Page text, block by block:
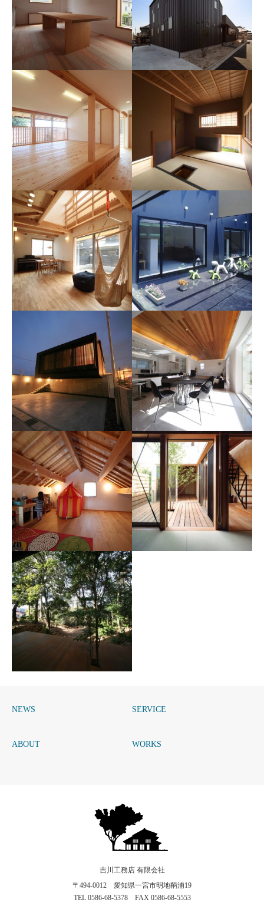
青海の家
向井一規建築設計工房
清須の家
杉下均建築工房
大和町の家
杉下均建築工房
千代町の家
設計工房 蒼生舎 設計工房 蒼生舎
羽黒の家
青木昌則建築研究所
亀崎の家
竹田裕二建築設計事務所
大高の家
竹田裕二建築設計事務所
植田東の家
竹田裕二建築設計事務所
東浦の家
竹田裕二建築設計事務所
生津建築設計室アーキハウス
NEWS SERVICE
ABOUT WORKS
吉川工務店 有限会社
〒494-0012 愛知県一宮市明地鞆浦19
TEL 0586-68-5378 FAX 0586-68-5553